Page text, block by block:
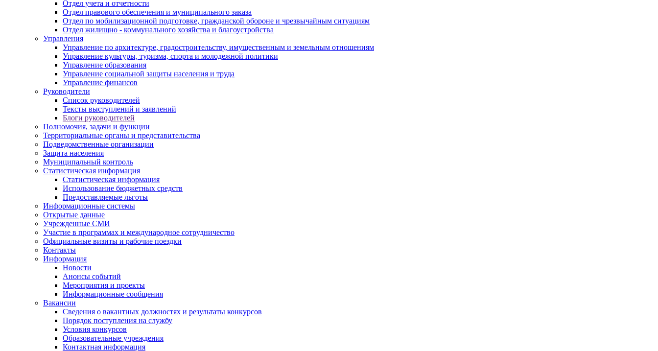
Отдел учета и отчетности
Отдел правового обеспечения и муниципального заказа
Отдел по мобилизационной подготовке, гражданской обороне и чрезвычайным ситуациям
Отдел жилищно - коммунального хозяйства и благоустройства
Управления
Управление по архитектуре, градостроительству, имущественным и земельным отношениям
Управление культуры, туризма, спорта и молодежной политики
Управление образования
Управление социальной защиты населения и труда
Управление финансов
Руководители
Список руководителей
Тексты выступлений и заявлений
Блоги руководителей
Полномочия, задачи и функции
Территориальные органы и представительства
Подведомственные организации
Защита населения
Муниципальный контроль
Статистическая информация
Статистическая информация
Использование бюджетных средств
Предоставляемые льготы
Информационные системы
Открытые данные
Учрежденные СМИ
Участие в программах и международное сотрудничество
Официальные визиты и рабочие поездки
Контакты
Информация
Новости
Анонсы событий
Мероприятия и проекты
Информационные сообщения
Вакансии
Сведения о вакантных должностях и результаты конкурсов
Порядок поступления на службу
Условия конкурсов
Образовательные учреждения
Контактная информация